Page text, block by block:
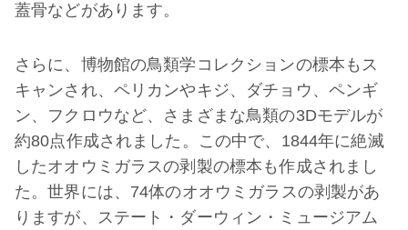
蓋骨などがあります。
さらに、博物館の鳥類学コレクションの標本もス
キャンされ、ペリカンやキジ、ダチョウ、ペンギ
ン、フクロウなど、さまざまな鳥類の3Dモデルが
約80点作成されました。この中で、1844年に絶滅
したオオウミガラスの剥製の標本も作成されまし
た。世界には、74体のオオウミガラスの剥製があ
りますが、ステート・ダーウィン・ミュージアム